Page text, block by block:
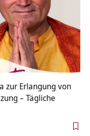
zur Erlangung von
– Tägliche